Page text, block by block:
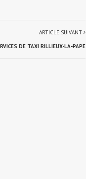
ARTICLE SUIVANT
DE TAXI RILLIEUX-LA-PAPE